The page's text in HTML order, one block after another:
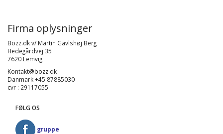
Firma oplysninger
Bozz.dk v/ Martin Gavlshøj Berg
Hedegårdvej 35
7620 Lemvig
Kontakt@bozz.dk
Danmark +45 87885030
cvr : 29117055
FØLG OS
gruppe